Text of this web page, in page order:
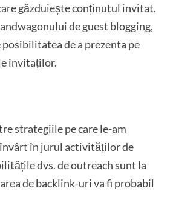
găzduieșteconținutul invitat.
de guest blogging,
de a prezenta pe
invitaților.
strategiile pe care le-am
în jurul activităților de
dvs. de outreach sunt la
de backlink-uri va fi probabil